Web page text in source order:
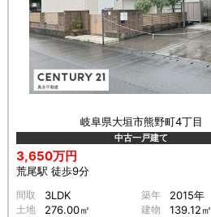
岐阜県大垣市熊野町4丁目
中古一戸建て
3,650万円
荒尾駅 徒歩9分
間取 3LDK 築年 2015年
土地 276.00㎡ 建物 139.12㎡